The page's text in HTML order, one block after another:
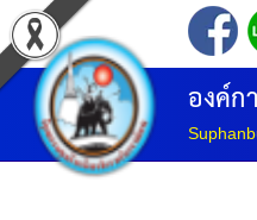
องค์ก
หน้าแรก
ประวัติ อบจ